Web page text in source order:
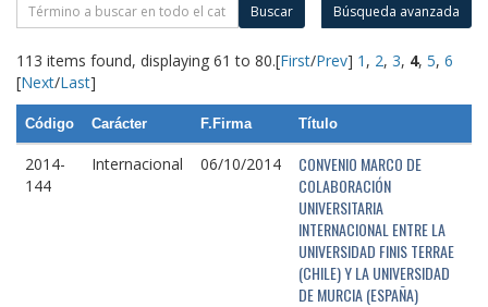
Buscar Búsqueda avanzada
113 items found, displaying 61 to 80.[First/Prev] 1 , 2, 3, 4, 5, 6
[Next/Last]
Código Carácter F.Firma Título
2014-
144
Internacional 06/10/2014
CONVENIO MARCO DE
COLABORACIÓN
UNIVERSITARIA
INTERNACIONAL ENTRE LA
UNIVERSIDAD FINIS TERRAE
(CHILE) Y LA UNIVERSIDAD
DE MURCIA (ESPAÑA)